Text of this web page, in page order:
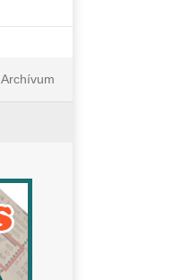
Archívum